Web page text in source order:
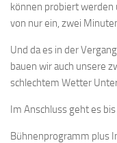
können probiert werden
von nur ein, zwei
Und da es in der
bauen wir auch unsere
schlechtem Wetter
Im Anschluss geht es
Bühnenprogramm plus